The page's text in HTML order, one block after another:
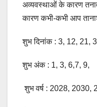
अव्यवस्थाओं के कारण
कारण कभी-कभी आप
शुभ दिनांक : 3, 12, 21,
शुभ अंक : 1, 3, 6,7, 9,
शुभ वर्ष : 2028,